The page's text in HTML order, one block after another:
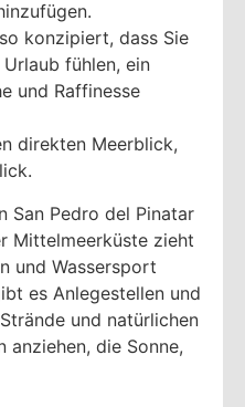
konzipiert, dass Sie
fühlen, ein
und Raffinesse
direkten Meerblick,
San Pedro del Pinatar
Mittelmeerküste zieht
und Wassersport
es Anlegestellen und
und natürlichen
anziehen, die Sonne,